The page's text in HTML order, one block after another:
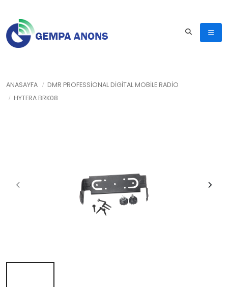
ANASAYFA
DMR PROFESSIONAL DIGITAL MOBILE RADIO
HYTERA BRK08